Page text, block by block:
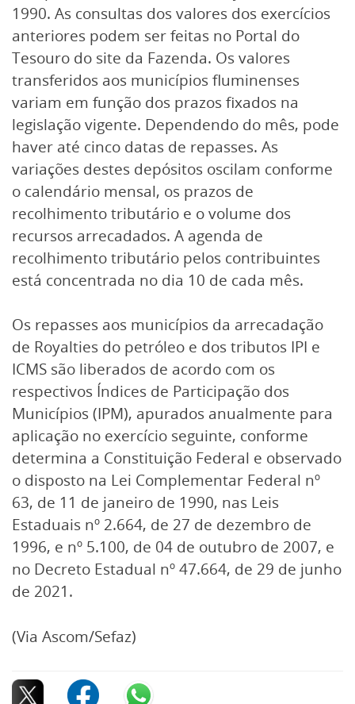
1990. As consultas dos valores dos exercícios
anteriores podem ser feitas no Portal do
Tesouro do site da Fazenda. Os valores
transferidos aos municípios fluminenses
variam em função dos prazos fixados na
legislação vigente. Dependendo do mês, pode
haver até cinco datas de repasses. As
variações destes depósitos oscilam conforme
o calendário mensal, os prazos de
recolhimento tributário e o volume dos
recursos arrecadados. A agenda de
recolhimento tributário pelos contribuintes
está concentrada no dia 10 de cada mês.
Os repasses aos municípios da arrecadação
de Royalties do petróleo e dos tributos IPI e
ICMS são liberados de acordo com os
respectivos Índices de Participação dos
Municípios (IPM), apurados anualmente para
aplicação no exercício seguinte, conforme
determina a Constituição Federal e observado
o disposto na Lei Complementar Federal nº
63, de 11 de janeiro de 1990, nas Leis
Estaduais nº 2.664, de 27 de dezembro de
1996, e nº 5.100, de 04 de outubro de 2007, e
no Decreto Estadual nº 47.664, de 29 de junho
de 2021.
(Via Ascom/Sefaz)